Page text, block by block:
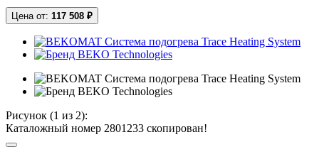
Цена от: 117 508 ₽
Рисунок (1 из 2):
Каталожный номер 2801233 скопирован!